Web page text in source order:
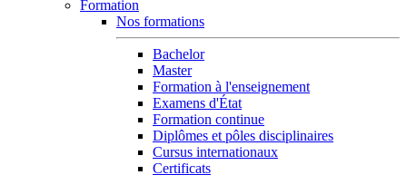
Formation
Nos formations
Bachelor
Master
Formation à l'enseignement
Examens d'État
Formation continue
Diplômes et pôles disciplinaires
Cursus internationaux
Certificats